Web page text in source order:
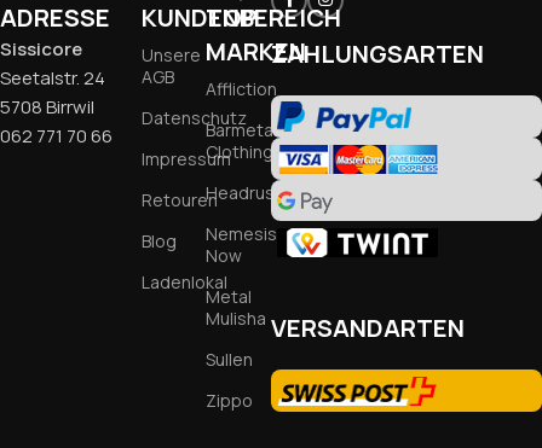
ADRESSE
Sissicore
Seetalstr. 24
5708 Birrwil
062 771 70 66
KUNDENBEREICH
Unsere
AGB
Datenschutz
Impressum
Retouren
Blog
Ladenlokal
TOP
MARKEN
Affliction
Barmetal
Clothing
Headrush
Nemesis
Now
Metal
Mulisha
Sullen
Zippo
ZAHLUNGSARTEN
VERSANDARTEN